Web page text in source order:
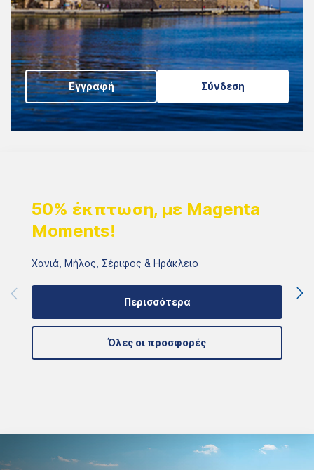
Εγγραφή Σύνδεση
50% έκπτωση, με Magenta
Moments!
Χανιά, Μήλος, Σέριφος & Ηράκλειο
Περισσότερα
Όλες οι προσφορές